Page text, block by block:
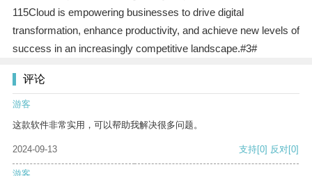
115Cloud is empowering businesses to drive digital
transformation, enhance productivity, and achieve new levels of
success in an increasingly competitive landscape.#3#
评论
游客
这款软件非常实用，可以帮助我解决很多问题。
2024-09-13 支持[0] 反对[0]
游客